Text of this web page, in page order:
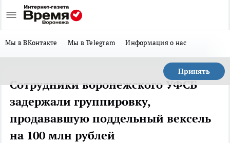
Мы в ВКонтакте Мы в Telegram Информация о нас
Принять
Сотрудники воронежского УФСБ
задержали группировку,
продававшую поддельный вексель
на 100 млн рублей